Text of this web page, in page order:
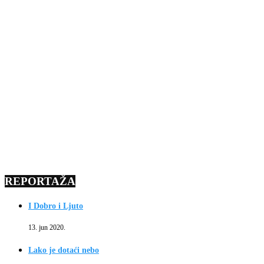
REPORTAŽA
I Dobro i Ljuto
13. jun 2020.
Lako je dotaći nebo